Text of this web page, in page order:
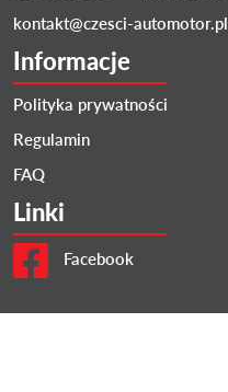
kontakt@czesci-automotor.pl
Informacje
Polityka prywatności
Regulamin
FAQ
Linki
Facebook